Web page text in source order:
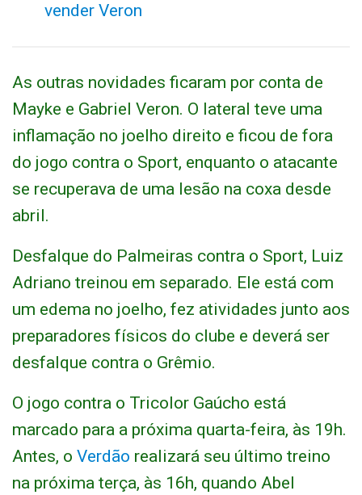
vender Veron
As outras novidades ficaram por conta de
Mayke e Gabriel Veron. O lateral teve uma
inflamação no joelho direito e ficou de fora
do jogo contra o Sport, enquanto o atacante
se recuperava de uma lesão na coxa desde
abril.
Desfalque do Palmeiras contra o Sport, Luiz
Adriano treinou em separado. Ele está com
um edema no joelho, fez atividades junto aos
preparadores físicos do clube e deverá ser
desfalque contra o Grêmio.
O jogo contra o Tricolor Gaúcho está
marcado para a próxima quarta-feira, às 19h.
Antes, o Verdão realizará seu último treino
na próxima terça, às 16h, quando Abel